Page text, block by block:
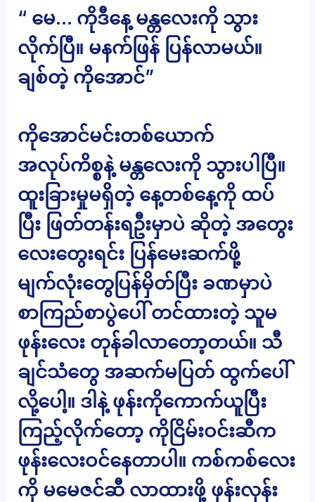
“ မေ… ကိုဒီနေ့ မန္တလေးကို သွား
လိုက်ပြီ။ မနက်ဖြန် ပြန်လာမယ်။
ချစ်တဲ့ ကိုအောင်”
ကိုအောင်မင်းတစ်ယောက်
အလုပ်ကိစ္စနဲ့ မန္တလေးကို သွားပါပြီ။
ထူးခြားမှုမရှိတဲ့ နေ့တစ်နေ့ကို ထပ်
ပြီး ဖြတ်တန်းရဦးမှာပဲ ဆိုတဲ့ အတွေး
လေးတွေးရင်း ပြန်မေးဆက်ဖို့
မျက်လုံးတွေပြန်မှိတ်ပြီး ခဏမှာပဲ
စာကြည်စာပွဲပေါ် တင်ထားတဲ့ သူမ
ဖုန်းလေး တုန်ခါလာတော့တယ်။ သီ
ချင်သံတွေ အဆက်မပြတ် ထွက်ပေါ်
လို့ပေါ့။ ဒါနဲ့ ဖုန်းကိုကောက်ယူပြီး
ကြည့်လိုက်တော့ ကိုငြိမ်းဝင်းဆီက
ဖုန်းလေးဝင်နေတာပါ။ ကစ်ကစ်လေး
ကို မမေဇင်ဆီ လာထားဖို့ ဖုန်းလှန်း